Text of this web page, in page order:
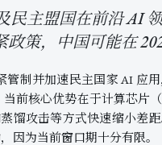
民主盟国在前沿 AI
策，中国可能在
管制并加速民主国家 AI 应
前核心优势在于计算芯片
馏攻击等方式快速缩小差
因为当前窗口期十分有限。